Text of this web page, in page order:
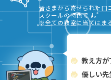
皆さまから寄せられた口
スクールの特色です。
※全ての教室に当てはま
教え方
優しい